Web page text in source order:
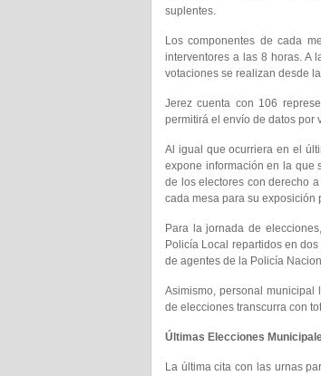
suplentes.
Los componentes de cada
interventores a las 8 horas. A
votaciones se realizan desde
Jerez cuenta con 106
permitirá el envío de datos por
Al igual que ocurriera en el
expone información en la que
de los electores con derecho
cada mesa para su exposición
Para la jornada de
Policía Local repartidos en
de agentes de la Policía
Asimismo, personal
de elecciones transcurra con
Últimas Elecciones
La última cita con las urnas